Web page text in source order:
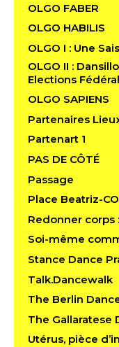
OLGO FABER
OLGO HABILIS
OLGO I : Une
OLGO II :
Elections
OLGO SAPIENS
Partenaires
Partenart 1
PAS DE CÔTÉ
Passage
Place Beatriz-
Redonner corps
Soi-même
Stance Dance
Talk.Dancewalk
The Berlin
The Gallaratese
Utérus, pièce